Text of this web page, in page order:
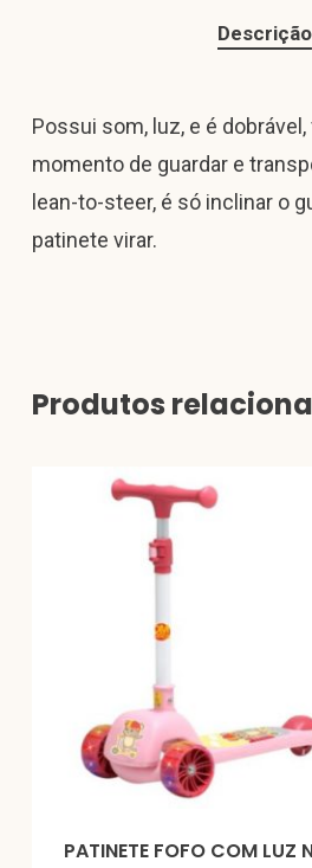
Descrição
Possui som, luz, e é
momento de guardar e
lean-to-steer, é só inclinar o
patinete virar.
Produtos
PATINETE FOFO COM LUZ